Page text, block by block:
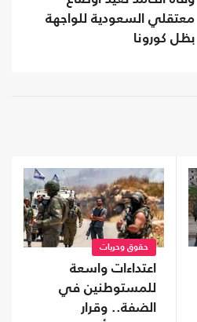
معتقلي السعودية للواجهة
بظل كورونا
حقوق وحريات
اعتداءات واسعة
للمستوطنين في
الضفة.. وقرار